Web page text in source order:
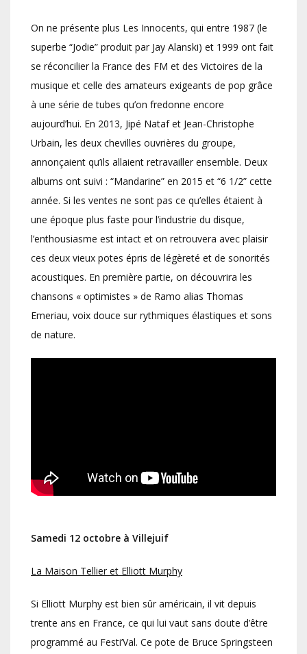
On ne présente plus Les Innocents, qui entre 1987 (le
superbe “Jodie” produit par Jay Alanski) et 1999 ont fait
se réconcilier la France des FM et des Victoires de la
musique et celle des amateurs exigeants de pop grâce
à une série de tubes qu’on fredonne encore
aujourd’hui. En 2013, Jipé Nataf et Jean-Christophe
Urbain, les deux chevilles ouvrières du groupe,
annonçaient qu’ils allaient retravailler ensemble. Deux
albums ont suivi : “Mandarine” en 2015 et “6 1/2” cette
année. Si les ventes ne sont pas ce qu’elles étaient à
une époque plus faste pour l’industrie du disque,
l’enthousiasme est intact et on retrouvera avec plaisir
ces deux vieux potes épris de légèreté et de sonorités
acoustiques. En première partie, on découvrira les
chansons « optimistes » de Ramo alias Thomas
Emeriau, voix douce sur rythmiques élastiques et sons
de nature.
Samedi 12 octobre à Villejuif
La Maison Tellier et Elliott Murphy
Si Elliott Murphy est bien sûr américain, il vit depuis
trente ans en France, ce qui lui vaut sans doute d’être
programmé au Festi’Val. Ce pote de Bruce Springsteen